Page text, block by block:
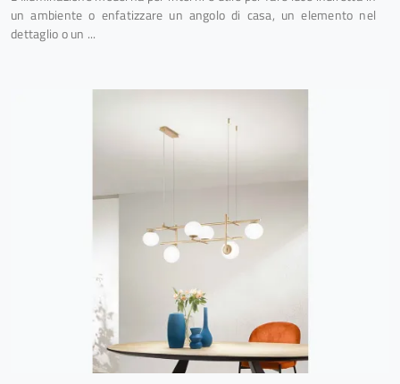
un ambiente o enfatizzare un angolo di casa, un elemento nel
dettaglio o un ...